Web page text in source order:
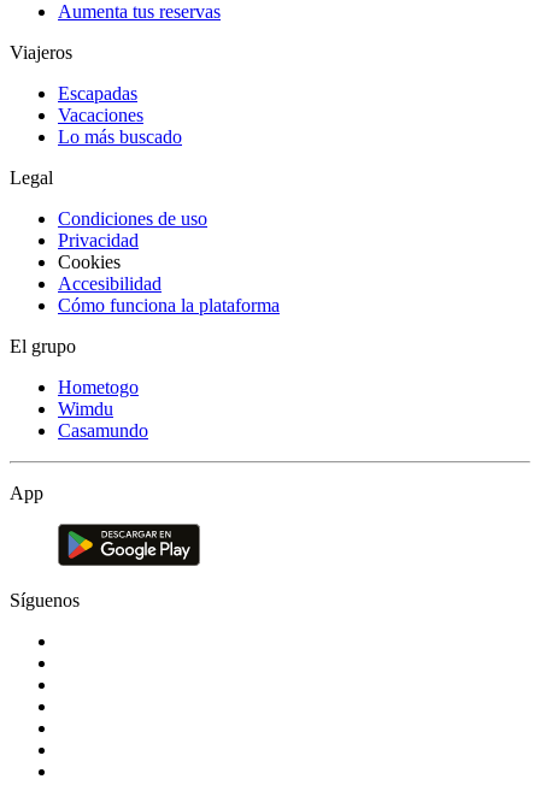
Aumenta tus reservas
Viajeros
Escapadas
Vacaciones
Lo más buscado
Legal
Condiciones de uso
Privacidad
Cookies
Accesibilidad
Cómo funciona la plataforma
El grupo
Hometogo
Wimdu
Casamundo
App
Síguenos